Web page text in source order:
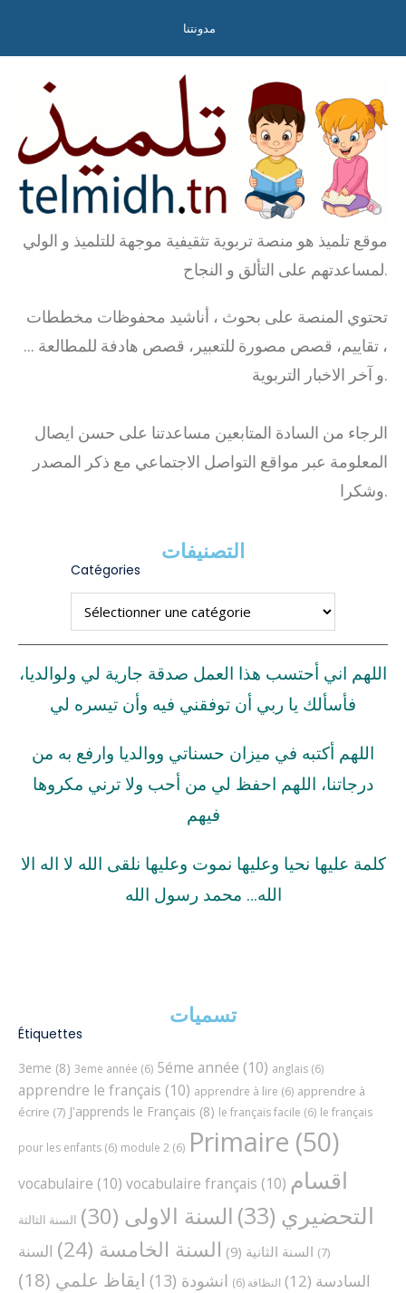
مدونتنا
موقع تلميذ هو منصة تربوية تثقيفية موجهة للتلميذ و الولي
لمساعدتهم على التألق و النجاح.
تحتوي المنصة على بحوث ، أناشيد محفوظات مخططات
، تقاييم، قصص مصورة للتعبير، قصص هادفة للمطالعة …
و آخر الاخبار التربوية.
الرجاء من السادة المتابعين مساعدتنا على حسن ايصال
المعلومة عبر مواقع التواصل الاجتماعي مع ذكر المصدر
وشكرا.
التصنيفات
Catégories
اللهم اني أحتسب هذا العمل صدقة جارية لي ولوالديا،
فأسألك يا ربي أن توفقني فيه وأن تيسره لي
اللهم أكتبه في ميزان حسناتي ووالديا وارفع به من
درجاتنا، اللهم احفظ لي من أحب ولا ترني مكروها
فيهم
كلمة عليها نحيا وعليها نموت وعليها نلقى الله لا اله الا
الله… محمد رسول الله
تسميات
Étiquettes
3eme (8) 3eme année (6) 5éme année (10) anglais (6)
apprendre le français (10) apprendre à lire (6) apprendre à
écrire (7) J'apprends le Français (8) le français facile (6) le français
pour les enfants (6) module 2 (6) Primaire (50)
vocabulaire (10) vocabulaire français (10) اقسام
التحضيري (33) السنة الاولى (30)
السنة الثالثة
(7)
السنة الثانية (9) السنة الخامسة (24)
السنة
السادسة (12) النظافة (6) انشودة (13) ايقاظ علمي (18)